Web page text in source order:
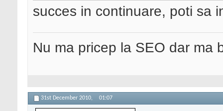
succes in continuare, poti sa
Nu ma pricep la SEO dar ma
31st December 2010, 01:07